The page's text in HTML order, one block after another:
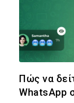
Πώς να
WhatsApp